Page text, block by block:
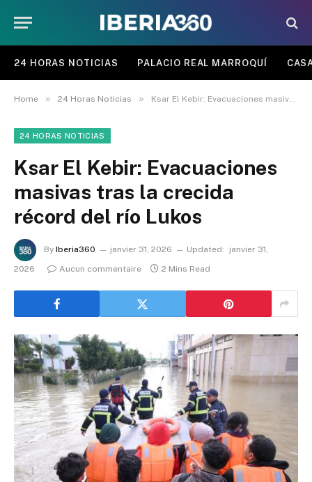
24 HORAS NOTICIAS PALACIO REAL MARROQUÍ
Home » 24 Horas Noticias » Ksar El Kebir: Evacuaciones masivas tras la crecida récord del río Lukos
24 HORAS NOTICIAS
Ksar El Kebir: Evacuaciones
masivas tras la crecida
récord del río Lukos
By Iberia360 janvier 31, 2026 Updated:
janvier 31,
2026
Aucun commentaire 2 Mins Read